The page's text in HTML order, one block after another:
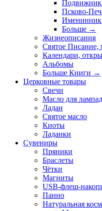
Псково-
Именинник
Больше →
Жизнеописания
Святое Писание,
Календари,
Альбомы
Больше Книги →
Церковные товары
Свечи
Масло для лампад
Ладан
Святое масло
Киоты
Ладанки
Сувениры
Пряники
Браслеты
Чётки
Магниты
USB-флеш-
Панно
Натуральная